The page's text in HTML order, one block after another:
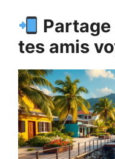
tes amis